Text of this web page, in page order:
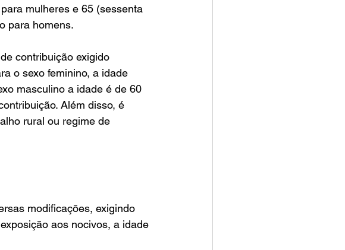
mulheres e 65 (sessenta
para homens.
contribuição exigido
o sexo feminino, a idade
masculino a idade é de 60
Além disso, é
rural ou regime de
modificações, exigindo
aos nocivos, a idade